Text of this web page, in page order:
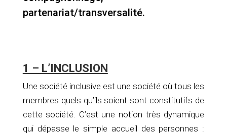
partenariat/transversalité.
1 – L’INCLUSION
Une société inclusive est une société où tous les
membres quels qu’ils soient sont constitutifs de
cette société. C’est une notion très dynamique
qui dépasse le simple accueil des personnes :